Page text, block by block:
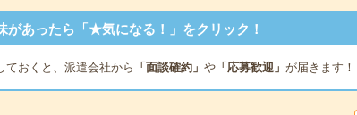
があったら「★気になる！」をクリック！
ておくと、派遣会社から 「面談確約」 や「応募歓迎」 が届きます！